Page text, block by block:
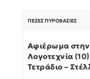
ΠΕΖΈΣ ΠΥΡΟΒΑΣΊΕΣ
Αφιέρωμα
Λογοτεχνία
Τετράδιο –